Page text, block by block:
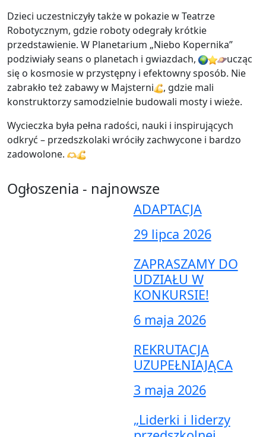
Dzieci uczestniczyły także w pokazie w Teatrze
Robotycznym, gdzie roboty odegrały krótkie
przedstawienie. W Planetarium „Niebo Kopernika”
podziwiały seans o planetach i gwiazdach,
ucząc
się o kosmosie w przystępny i efektowny sposób. Nie
zabrakło też zabawy w Majsterni
, gdzie mali
konstruktorzy samodzielnie budowali mosty i wieże.
Wycieczka była pełna radości, nauki i inspirujących
odkryć – przedszkolaki wróciły zachwycone i bardzo
zadowolone.
Ogłoszenia - najnowsze
ADAPTACJA
29 lipca 2026
ZAPRASZAMY DO
UDZIAŁU W
KONKURSIE!
6 maja 2026
REKRUTACJA
UZUPEŁNIAJĄCA
3 maja 2026
„Liderki i liderzy